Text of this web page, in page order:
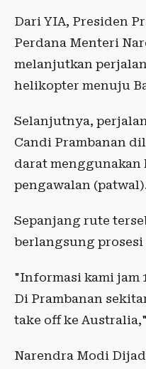
Dari YIA, Presiden
Perdana Menteri
melanjutkan
helikopter menuju
Selanjutnya,
Candi Prambanan
darat
pengawalan
Sepanjang rute
berlangsung
"Informasi kami jam
Di Prambanan
take off ke
Narendra Modi